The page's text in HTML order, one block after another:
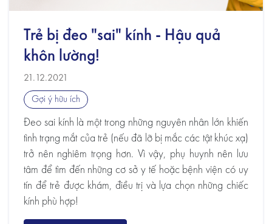
Trẻ bị đeo "sai" kính - Hậu quả
khôn lường!
21.12.2021
Gợi ý hữu ích
Đeo sai kính là một trong những nguyên nhân lớn khiến
tình trạng mắt của trẻ (nếu đã lỡ bị mắc các tật khúc xạ)
trở nên nghiêm trọng hơn. Vì vậy, phụ huynh nên lưu
tâm để tìm đến những cơ sở y tế hoặc bệnh viện có uy
tín để trẻ được khám, điều trị và lựa chọn những chiếc
kính phù hợp!